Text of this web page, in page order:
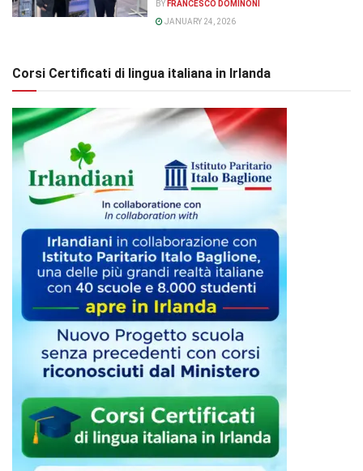
BY FRANCESCO DOMINONI
JANUARY 24, 2026
Corsi Certificati di lingua italiana in Irlanda